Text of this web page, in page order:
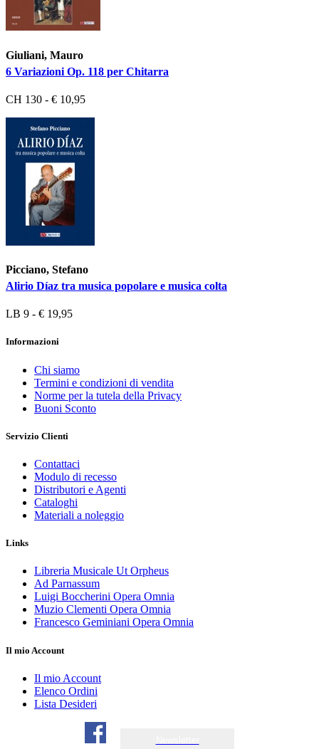
Giuliani, Mauro
6 Variazioni Op. 118 per Chitarra
CH 130 - € 10,95
Picciano, Stefano
Alirio Díaz tra musica popolare e musica colta
LB 9 - € 19,95
Informazioni
Chi siamo
Termini e condizioni di vendita
Norme per la tutela della Privacy
Buoni Sconto
Servizio Clienti
Contattaci
Modulo di recesso
Distributori e Agenti
Cataloghi
Materiali a noleggio
Links
Libreria Musicale Ut Orpheus
Ad Parnassum
Luigi Boccherini Opera Omnia
Muzio Clementi Opera Omnia
Francesco Geminiani Opera Omnia
Il mio Account
Il mio Account
Elenco Ordini
Lista Desideri